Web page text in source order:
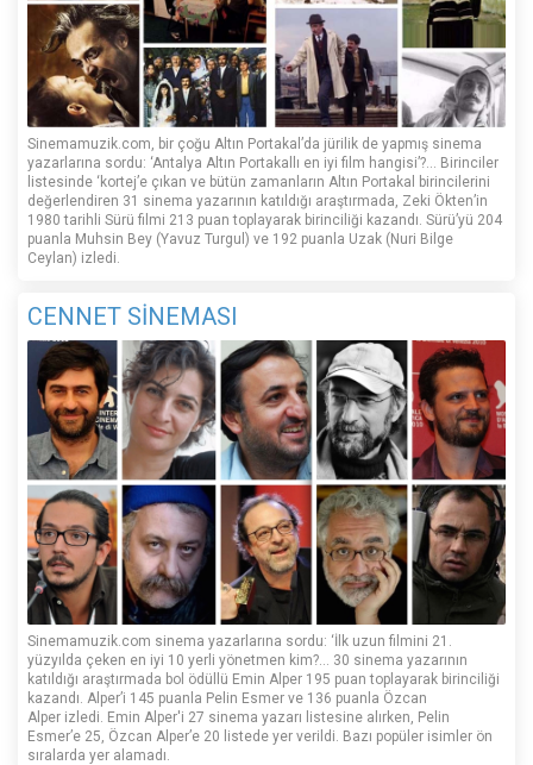
Sinemamuzik.com, bir çoğu Altın Portakal’da jürilik de yapmış sinema
yazarlarına sordu: ‘Antalya Altın Portakallı en iyi film hangisi’?... Birinciler
listesinde ‘kortej’e çıkan ve bütün zamanların Altın Portakal birincilerini
değerlendiren 31 sinema yazarının katıldığı araştırmada, Zeki Ökten’in
1980 tarihli Sürü filmi 213 puan toplayarak birinciliği kazandı. Sürü’yü 204
puanla Muhsin Bey (Yavuz Turgul) ve 192 puanla Uzak (Nuri Bilge
Ceylan) izledi.
CENNET SİNEMASI
Sinemamuzik.com sinema yazarlarına sordu: ‘İlk uzun filmini 21.
yüzyılda çeken en iyi 10 yerli yönetmen kim?... 30 sinema yazarının
katıldığı araştırmada bol ödüllü Emin Alper 195 puan toplayarak birinciliği
kazandı. Alper’i 145 puanla Pelin Esmer ve 136 puanla Özcan
Alper izledi. Emin Alper'i 27 sinema yazarı listesine alırken, Pelin
Esmer’e 25, Özcan Alper’e 20 listede yer verildi. Bazı popüler isimler ön
sıralarda yer alamadı.